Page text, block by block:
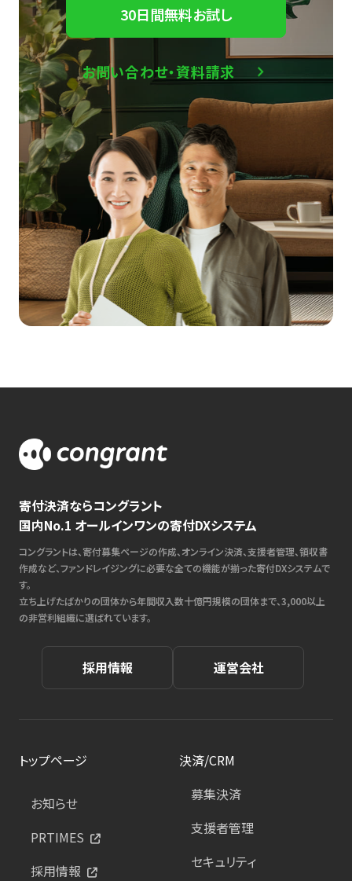
30日間無料お試し
お問い合わせ・資料請求
寄付決済ならコングラント
国内No.1 オールインワンの寄付DXシステム
コングラントは、寄付募集ページの作成、オンライン決済、支援者管理、領収書
作成など、ファンドレイジングに必要な全ての機能が揃った寄付DXシステムで
す。
立ち上げたばかりの団体から年間収入数十億円規模の団体まで、3,000以上
の非営利組織に選ばれています。
採用情報 運営会社
トップページ
お知らせ
PRTIMES
採用情報
決済/CRM
募集決済
支援者管理
セキュリティ